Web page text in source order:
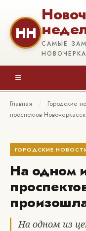
НН
САМЫЕ
≡
Главная / Городские
проспектов
ГОРОДСКИЕ
На одном
На одном из